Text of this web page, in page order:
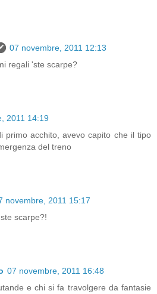
07 novembre, 2011 12:13
regali 'ste scarpe?
2011 14:19
primo acchito, avevo capito che il tipo
del treno
novembre, 2011 15:17
scarpe?!
07 novembre, 2011 16:48
e chi si fa travolgere da fantasie